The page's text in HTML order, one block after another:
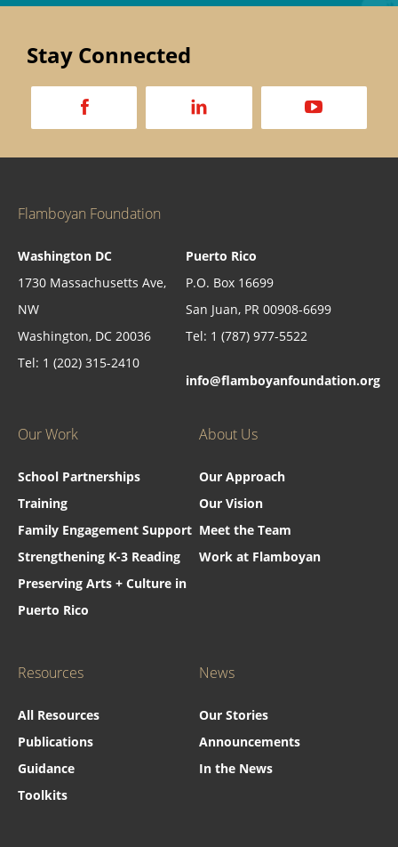
Flamboyan Foundation
Washington DC
1730 Massachusetts Ave,
NW
Washington, DC 20036
Tel: 1 (202) 315-2410
Puerto Rico
P.O. Box 16699
San Juan, PR 00908-6699
Tel: 1 (787) 977-5522
info@flamboyanfoundation.org
Our Work
School Partnerships
Training
Family Engagement Support
Strengthening K-3 Reading
Preserving Arts + Culture in
Puerto Rico
About Us
Our Approach
Our Vision
Meet the Team
Work at Flamboyan
Resources
All Resources
Publications
Guidance
Toolkits
News
Our Stories
Announcements
In the News
Stay Connected
a d v